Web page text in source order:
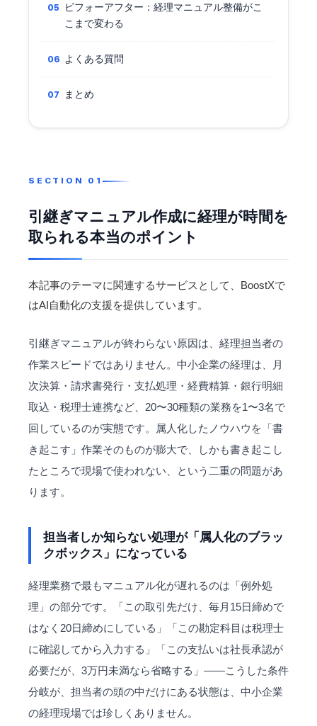
ビフォーアフター：経理マニュアル整備がこ
こまで変わる
よくある質問
まとめ
引継ぎマニュアル作成に経理が時間を
取られる本当のポイント
本記事のテーマに関連するサービスとして、BoostXで
はAI自動化の支援を提供しています。
引継ぎマニュアルが終わらない原因は、経理担当者の
作業スピードではありません。中小企業の経理は、月
次決算・ 請求書発行・支払処理・経費精算・銀行明細
取込・税理士連携など、20〜30種類の業務を1〜3名で
回しているのが実態です。属人化したノウハウを「書
き起こす」作業そのものが膨大で、しかも書き起こし
たところで現場で使われない、という二重の問題があ
ります。
担当者しか知らない処理が「属人化のブラッ
クボックス」になっている
経理業務で最もマニュアル化が遅れるのは「例外処
理」の部分です。「この取引先だけ、毎月15日締めで
はなく20日締めにしている」「この勘定科目は税理士
に確認してから入力する」「この支払いは社長承認が
必要だが、3万円未満なら省略する」——こうした条件
分岐が、担当者の頭の中だけにある状態は、中小企業
の経理現場では珍しくありません。